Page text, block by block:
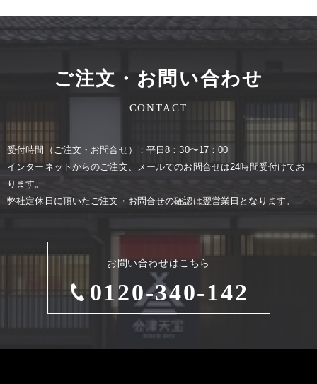
ご注文・お問い合わせ
CONTACT
お問い合わせはこちら
0120-340-142
受付時間（ご注⽂・お問合せ）：平⽇8：30〜17：00
インターネットからのご注⽂、メールでのお問合せは24時間受付けてお
ります。
弊社定休⽇に頂いたご注⽂・お問合せの確認は翌営業⽇となります。